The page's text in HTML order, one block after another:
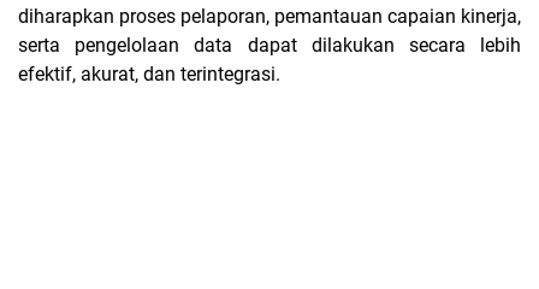
diharapkan proses pelaporan, pemantauan capaian kinerja,
serta pengelolaan data dapat dilakukan secara lebih
efektif, akurat, dan terintegrasi.